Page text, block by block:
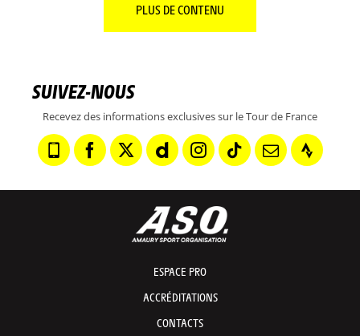
PLUS DE CONTENU
SUIVEZ-NOUS
Recevez des informations exclusives sur le Tour de France
ESPACE PRO
ACCRÉDITATIONS
CONTACTS